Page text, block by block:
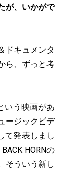
が、いかがで
ドキュメンタ
ら、ずっと考
いう映画があ
ージックビデ
て発表しまし
HORNの
そういう新し